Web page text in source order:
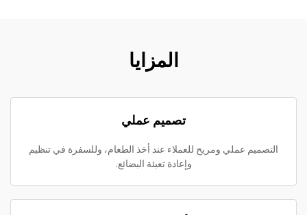
تصميم عملي
عملي ومريح للعملاء عند أخذ الطعام، وللسفرة في تنظيم
وإعادة تعبئة البضائع.